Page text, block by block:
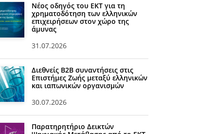
Νέος οδηγός του ΕΚΤ για τη
χρηματοδότηση των ελληνικών
επιχειρήσεων στον χώρο της
άμυνας
31.07.2026
Διεθνείς Β2Β συναντήσεις στις
Επιστήμες Ζωής μεταξύ ελληνικών
και ιαπωνικών οργανισμών
30.07.2026
Παρατηρητήριο Δεικτών